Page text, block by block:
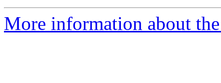
More information about